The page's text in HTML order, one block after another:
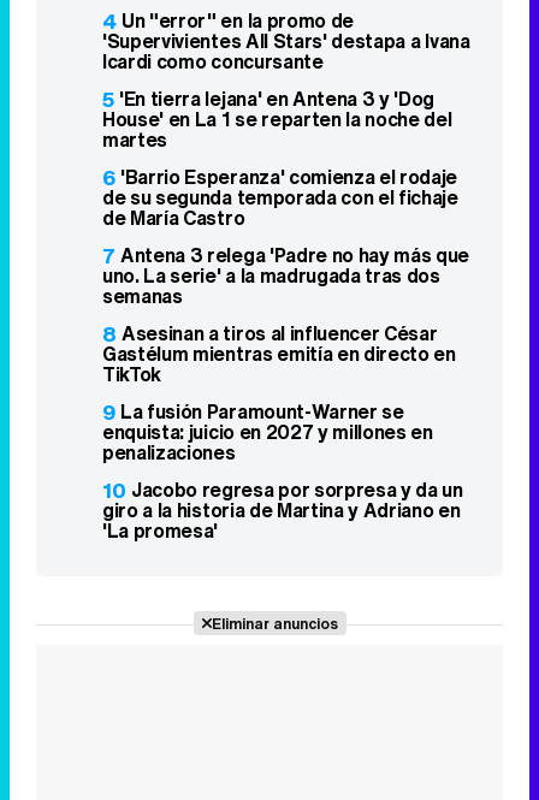
4 Un "error" en la promo de
'Supervivientes All Stars' destapa a Ivana
Icardi como concursante
5 'En tierra lejana' en Antena 3 y 'Dog
House' en La 1 se reparten la noche del
martes
6 'Barrio Esperanza' comienza el rodaje
de su segunda temporada con el fichaje
de María Castro
7 Antena 3 relega 'Padre no hay más que
uno. La serie' a la madrugada tras dos
semanas
8 Asesinan a tiros al influencer César
Gastélum mientras emitía en directo en
TikTok
9 La fusión Paramount-Warner se
enquista: juicio en 2027 y millones en
penalizaciones
10 Jacobo regresa por sorpresa y da un
giro a la historia de Martina y Adriano en
'La promesa'
Eliminar anuncios